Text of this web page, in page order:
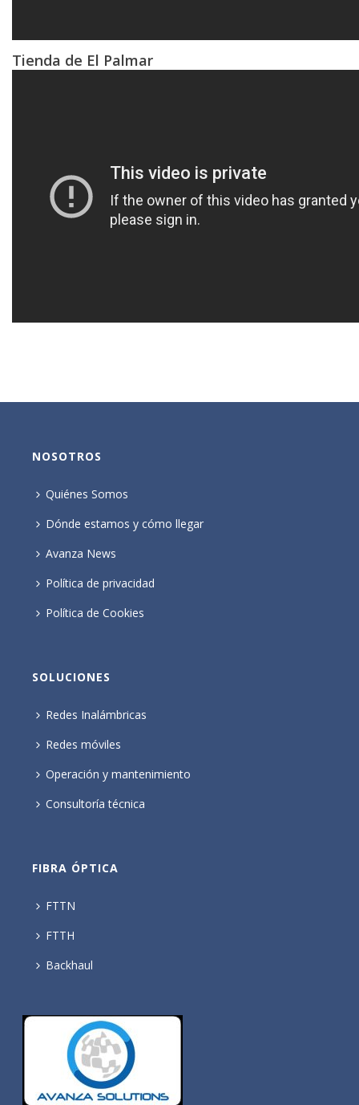
Tienda de El Palmar
NOSOTROS
Quiénes Somos
Dónde estamos y cómo llegar
Avanza News
Política de privacidad
Política de Cookies
SOLUCIONES
Redes Inalámbricas
Redes móviles
Operación y mantenimiento
Consultoría técnica
FIBRA ÓPTICA
FTTN
FTTH
Backhaul